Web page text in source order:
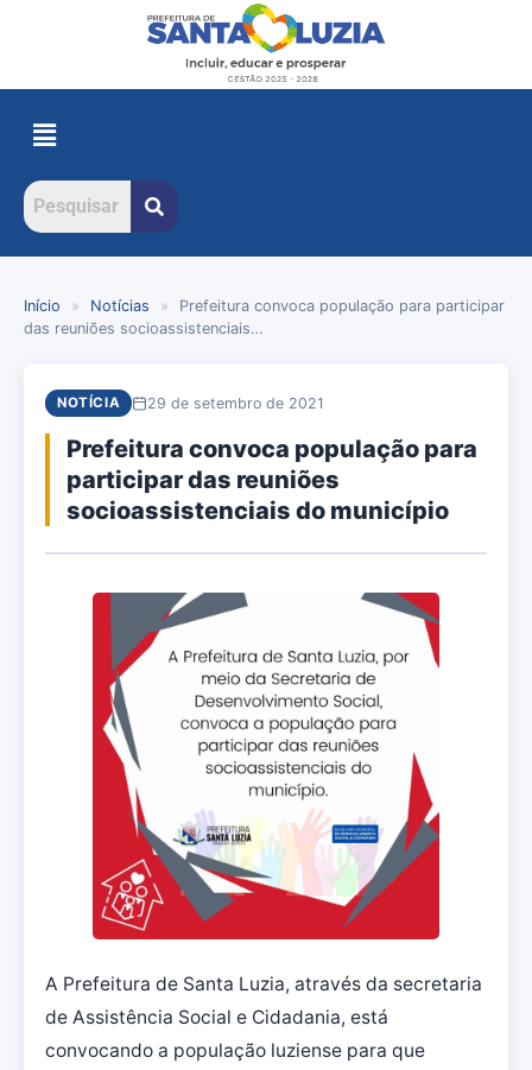
Início » Notícias »
Prefeitura convoca população para participar
das reuniões socioassistenciais…
NOTÍCIA 29 de setembro de 2021
Prefeitura convoca população para
participar das reuniões
socioassistenciais do município
A Prefeitura de Santa Luzia, através da secretaria
de Assistência Social e Cidadania, está
convocando a população luziense para que